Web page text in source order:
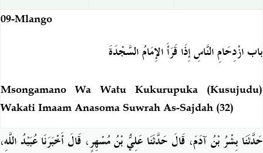
09-Mlango
باب ازْدِحَامِ النَّاسِ إِذَا قَرَأَ الإِمَامُ السَّجْدَةَ
Msongamano Wa Watu Kukurupuka (Kusujudu)
Wakati Imaam Anasoma Suwrah As-Sajdah (32)
حَدَّثَنَا بِشْرُ بْنُ آدَمَ، قَالَ حَدَّثَنَا عَلِيُّ بْنُ مُسْهِرٍ، قَالَ أَخْبَرَنَا عُبَيْدُ اللَّهِ،